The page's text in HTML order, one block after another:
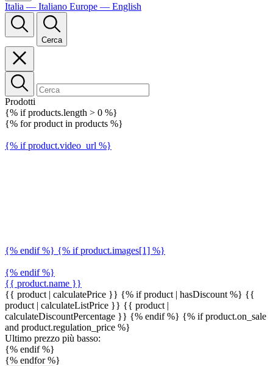
Italia — Italiano Europe — English
Cerca
Prodotti
{% if products.length > 0 %}
{% for product in products %}
{% if product.video_url %}
{% endif %} {% if product.images[1] %}
{% endif %}
{{ product.name }}
{{ product | calculatePrice }} {% if product | hasDiscount %} {{
product | calculateListPrice }} {{ product |
calculateDiscountPercentage }} {% endif %} {% if product.on_sale
and product.regulation_price %}
Ultimo prezzo più basso:
{% endif %}
{% endfor %}